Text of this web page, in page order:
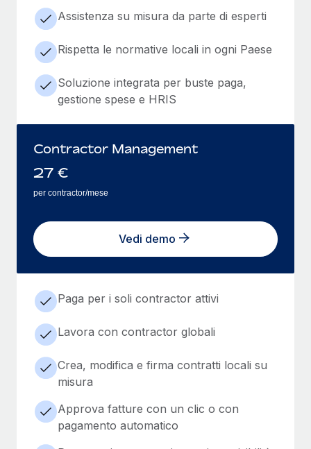
Assistenza su misura da parte di esperti
Rispetta le normative locali in ogni Paese
Soluzione integrata per buste paga,
gestione spese e HRIS
Contractor Management
27 €
per contractor/mese
Vedi demo
Paga per i soli contractor attivi
Lavora con contractor globali
Crea, modifica e firma contratti locali su
misura
Approva fatture con un clic o con
pagamento automatico